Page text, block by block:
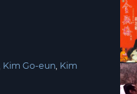
Kim Go-eun Kim